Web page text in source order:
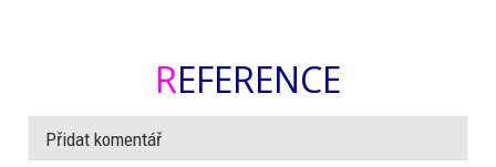
REFERENCE
Přidat komentář